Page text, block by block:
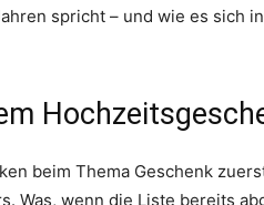
spricht – und wie es sich
beim Thema Geschenk
Was, wenn die Liste bereits